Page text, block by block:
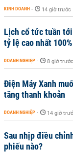
KINH DOANH - 14 giờ trước
Lịch cổ tức tuần
tỷ lệ cao nhất 100%
DOANH NGHIỆP - 8 giờ trước
Điện Máy Xanh
tăng thanh khoản
DOANH NGHIỆP - 14 giờ
Sau nhịp điều
phiếu nào?